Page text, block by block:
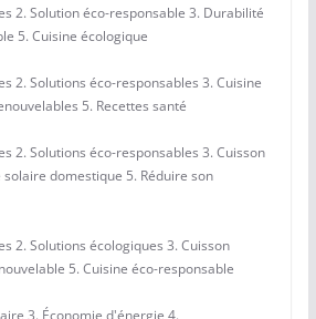
2. Solution éco-responsable 3. Durabilité
5. Cuisine écologique
2. Solutions éco-responsables 3. Cuisine
5. Recettes santé
2. Solutions éco-responsables 3. Cuisson
domestique 5. Réduire son
2. Solutions écologiques 3. Cuisson
5. Cuisine éco-responsable
3. Économie d'énergie 4.